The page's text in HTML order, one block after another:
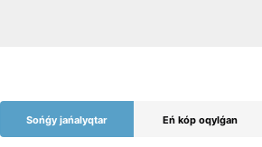
Sońǵy jańalyqtar Eń kóp oqylǵan